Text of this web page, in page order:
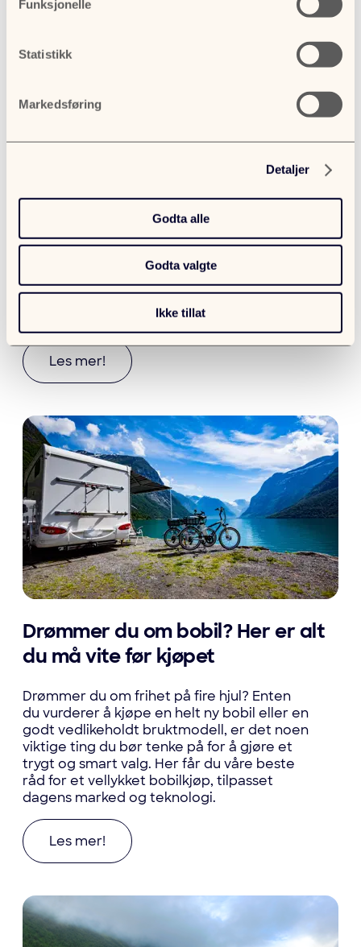
Funksjonelle
Statistikk
Markedsføring
Detaljer
Godta alle
Godta valgte
Ikke tillat
5 tips til deg som skal kjøpe
Bruktbiler som selges av privatpersoner er
som regel «solgt som de er». Derfor er det
viktig å sjekke bilens tilstand grundig. For å
sikre en god handel holder det imidlertid
ikke å sparke i dekkene og banke i
Les mer om 5 tips til deg som skal kjøpe
Les mer!
Drømmer du om bobil? Her er alt
du må vite før kjøpet
Drømmer du om frihet på fire hjul? Enten
du vurderer å kjøpe en helt ny bobil eller en
godt vedlikeholdt bruktmodell, er det noen
viktige ting du bør tenke på for å gjøre et
trygt og smart valg. Her får du våre beste
råd for et vellykket bobilkjøp, tilpasset
dagens marked og teknologi.
Les mer om Drømmer du om bobil? Her er alt
Les mer!